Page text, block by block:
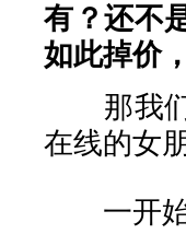
有？还不
如此掉价
那我们
在线的女
一开始